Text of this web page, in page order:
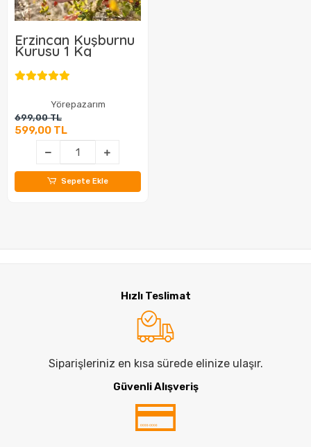
Erzincan Kuşburnu
Kurusu 1 Kg
Yörepazarım
699,00 TL
599,00 TL
Sepete Ekle
Hızlı Teslimat
Siparişleriniz en kısa sürede elinize ulaşır.
Güvenli Alışveriş